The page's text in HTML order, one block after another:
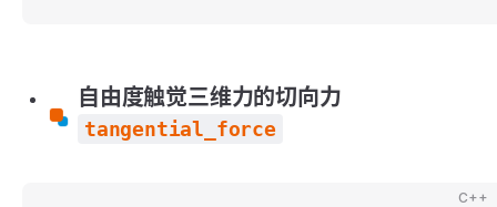
自由度触觉三维力的切向力
tangential_force
C++